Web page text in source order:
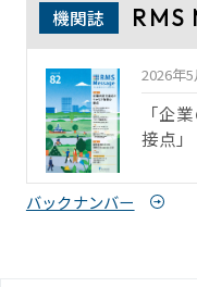
機関誌 RMS
「企
接点」
2026年5
バックナンバー